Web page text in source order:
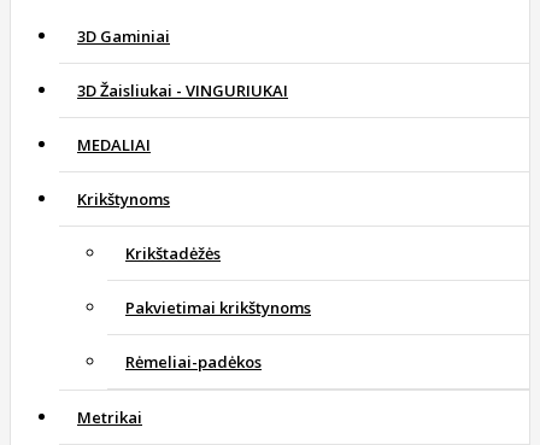
3D Gaminiai
3D Žaisliukai - VINGURIUKAI
MEDALIAI
Krikštynoms
Krikštadėžės
Pakvietimai krikštynoms
Rėmeliai-padėkos
Metrikai